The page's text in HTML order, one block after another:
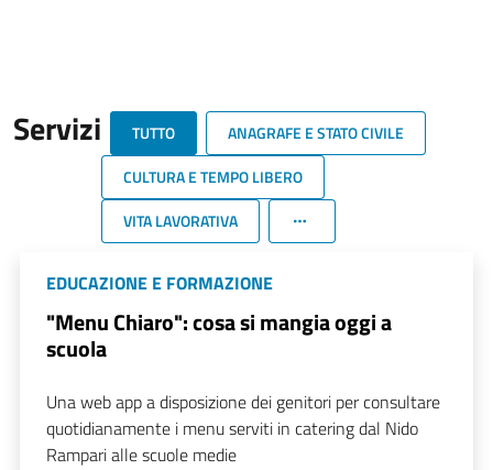
Servizi TUTTO
ANAGRAFE E STATO CIVILE
CULTURA E TEMPO LIBERO
VITA LAVORATIVA
EDUCAZIONE E FORMAZIONE
"Menu Chiaro": cosa si mangia oggi a
scuola
Una web app a disposizione dei genitori per consultare
quotidianamente i menu serviti in catering dal Nido
Rampari alle scuole medie